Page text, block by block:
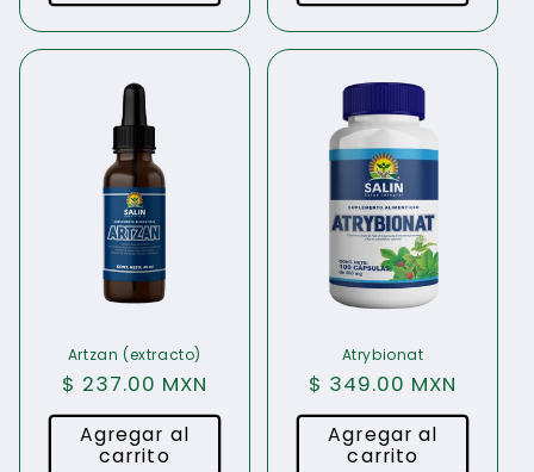
Artzan (extracto)
Precio
habitual
$ 237.00 MXN
Agregar al
carrito
Atrybionat
Precio
habitual
$ 349.00 MXN
Agregar al
carrito